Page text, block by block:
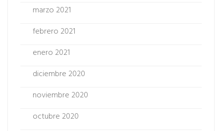
marzo 2021
febrero 2021
enero 2021
diciembre 2020
noviembre 2020
octubre 2020